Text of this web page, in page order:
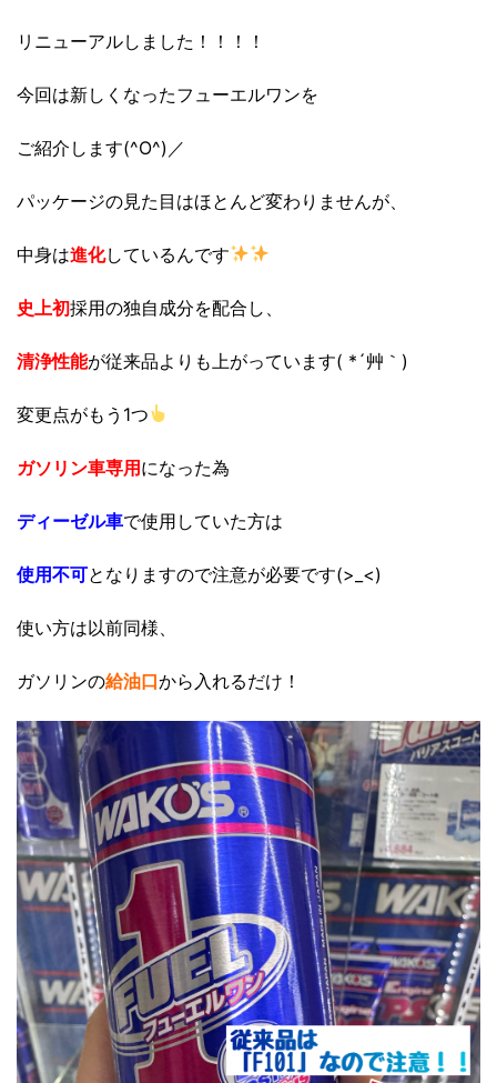
リニューアルしました！！！！
今回は新しくなったフューエルワンを
ご紹介します(^O^)／
パッケージの見た目はほとんど変わりませんが、
中身は進化しているんです
史上初採用の独自成分を配合し、
清浄性能が従来品よりも上がっています( *´艸｀)
変更点がもう1つ
ガソリン車専用になった為
ディーゼル車で使用していた方は
使用不可となりますので注意が必要です(>_<)
使い方は以前同様、
ガソリンの給油口から入れるだけ！